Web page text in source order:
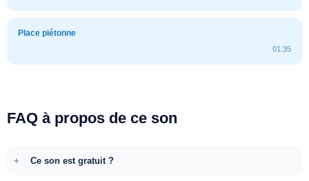
Place piétonne
01:35
FAQ à propos de ce son
Ce son est gratuit ?